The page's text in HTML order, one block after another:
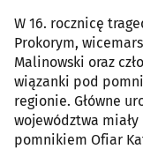
W 16. rocznicę
Prokorym,
Malinowski oraz
wiązanki pod
regionie. Główne
województwa
pomnikiem Ofiar